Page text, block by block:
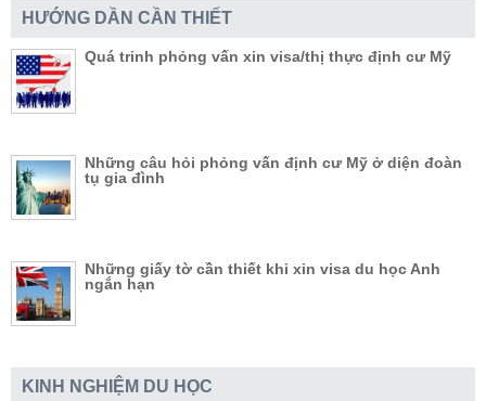
HƯỚNG DẦN CẦN THIẾT
Quá trinh phỏng vấn xin visa/thị thực định cư Mỹ
Những câu hỏi phỏng vấn định cư Mỹ ở diện đoàn
tụ gia đình
Những giấy tờ cần thiết khi xin visa du học Anh
ngắn hạn
KINH NGHIỆM DU HỌC